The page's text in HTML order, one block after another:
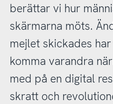
berättar vi hur
skärmarna möts.
mejlet skickades
komma varandra
med på en digital
skratt och